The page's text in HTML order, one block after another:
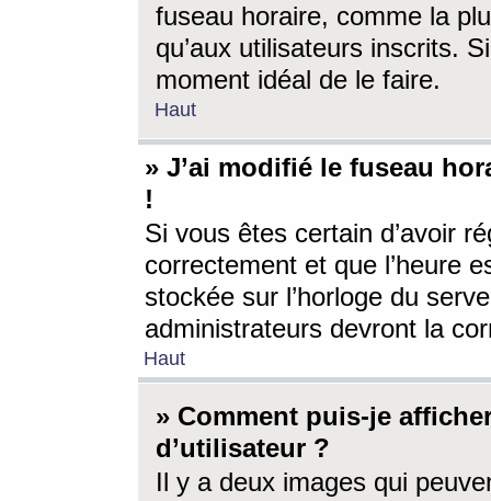
fuseau horaire, comme la
qu’aux utilisateurs inscrits.
moment idéal de le faire.
Haut
» J’ai modifié le fuseau
!
Si vous êtes certain d’avoir
correctement et que l’heure
stockée sur l’horloge du
administrateurs devront la
Haut
» Comment puis-je
d’utilisateur ?
Il y a deux images qui